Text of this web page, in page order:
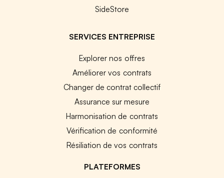
SideStore
SERVICES ENTREPRISE
Explorer nos offres
Améliorer vos contrats
Changer de contrat collectif
Assurance sur mesure
Harmonisation de contrats
Vérification de conformité
Résiliation de vos contrats
PLATEFORMES